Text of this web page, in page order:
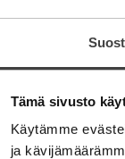
Tämä sivusto
Käytämme
ja
Kirjoita